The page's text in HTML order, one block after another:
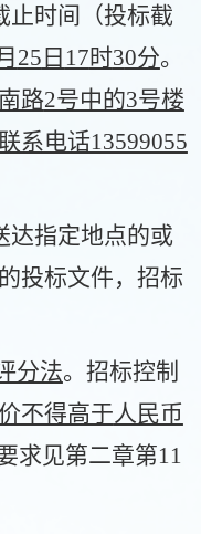
止时间（投标截
25 日 17时30分。
路2号中的3号楼
系电话13599055
达指定地点的或
投标文件，招标
分法。招标控制
不得高于人民币
求见第二章第11